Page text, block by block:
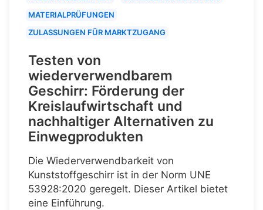
MATERIALPRÜFUNGEN
ZULASSUNGEN FÜR MARKTZUGANG
Testen von
wiederverwendbarem
Geschirr: Förderung der
Kreislaufwirtschaft und
nachhaltiger Alternativen zu
Einwegprodukten
Die Wiederverwendbarkeit von
Kunststoffgeschirr ist in der Norm UNE
53928:2020 geregelt. Dieser Artikel bietet
eine Einführung.